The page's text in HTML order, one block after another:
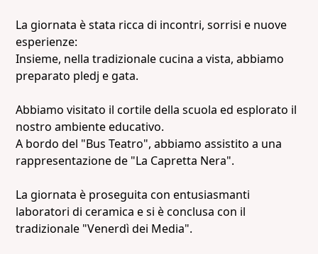
La giornata è stata ricca di incontri, sorrisi e nuove
esperienze:
Insieme, nella tradizionale cucina a vista, abbiamo
preparato pledj e gata.
Abbiamo visitato il cortile della scuola ed esplorato il
nostro ambiente educativo.
A bordo del "Bus Teatro", abbiamo assistito a una
rappresentazione de "La Capretta Nera".
La giornata è proseguita con entusiasmanti
laboratori di ceramica e si è conclusa con il
tradizionale "Venerdì dei Media".